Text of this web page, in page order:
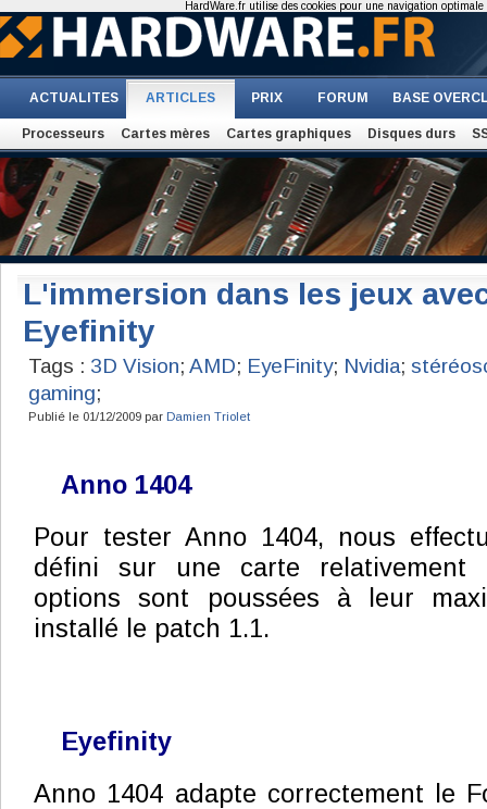
ACTUALITES ARTICLES PRIX FORUM BASE
Processeurs Cartes mères Cartes graphiques Disques durs
L'immersion dans les jeux
Eyefinity
Tags : 3D Vision; AMD; EyeFinity; Nvidia;
gaming;
Publié le 01/12/2009 par Damien Triolet
Anno 1404
Pour tester Anno 1404, nous
défini sur une carte relativement
options sont poussées à leur
installé le patch 1.1.
Eyefinity
Anno 1404 adapte correctement le
HardWare.fr utilise des cookies pour une navigation